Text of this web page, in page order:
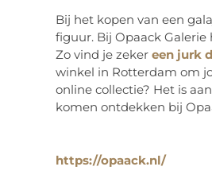
Bij het kopen van een
figuur. Bij Opaack
Zo vind je zeker een jurk
winkel in Rotterdam om
online collectie? Het is
komen ontdekken bij
https://opaack.nl/